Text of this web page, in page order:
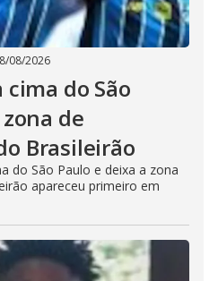
08/2026
do São
de
Brasileirão
do São Paulo e deixa a zona
apareceu primeiro em